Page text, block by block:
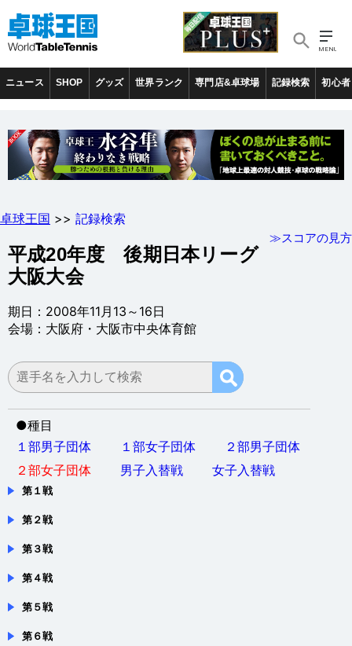
ニュース SHOP グッズ 世界ランク 専門店&卓球場 記録検索 初心者
卓球王国 >> 記録検索
≫スコアの見方
平成20年度 後期日本リーグ
大阪大会
期日：2008年11月13～16日
会場：大阪府・大阪市中央体育館
●種目
１部男子団体
１部女子団体
２部男子団体
２部女子団体
男子入替戦 女子入替戦
第１戦
第２戦
第３戦
第４戦
第５戦
第６戦